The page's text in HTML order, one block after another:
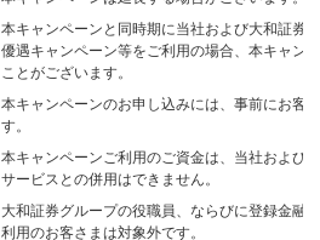
本キャンペーンと同時期に当社および大和証券
優遇キャンペーン等をご利用の場合、本キャン
ことがございます。
本キャンペーンのお申し込みには、事前にお客
す。
本キャンペーンご利用のご資金は、当社および
サービスとの併用はできません。
大和証券グループの役職員、ならびに登録金融
利用のお客さまは対象外です。